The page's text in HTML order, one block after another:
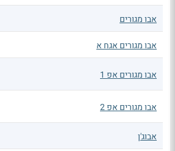
אבו מגורים
אבו מגורים אגח א
אבו מגורים אפ 1
אבו מגורים אפ 2
אבוג'ן